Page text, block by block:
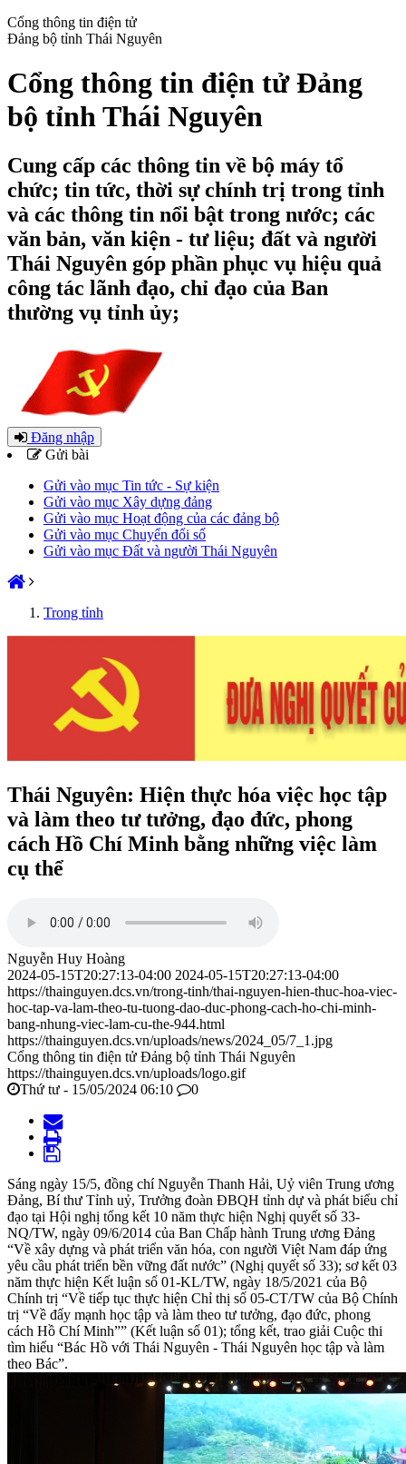
Cổng thông tin điện tử
Đảng bộ tỉnh Thái Nguyên
Cổng thông tin điện tử Đảng
bộ tỉnh Thái Nguyên
Cung cấp các thông tin về bộ máy tổ
chức; tin tức, thời sự chính trị trong tỉnh
và các thông tin nổi bật trong nước; các
văn bản, văn kiện - tư liệu; đất và người
Thái Nguyên góp phần phục vụ hiệu quả
công tác lãnh đạo, chỉ đạo của Ban
thường vụ tỉnh ủy;
Đăng nhập
Gửi bài
Gửi vào mục Tin tức - Sự kiện
Gửi vào mục Xây dựng đảng
Gửi vào mục Hoạt động của các đảng bộ
Gửi vào mục Chuyển đổi số
Gửi vào mục Đất và người Thái Nguyên
Trong tỉnh
Thái Nguyên: Hiện thực hóa việc học tập
và làm theo tư tưởng, đạo đức, phong
cách Hồ Chí Minh bằng những việc làm
cụ thể
Nguyễn Huy Hoàng
2024-05-15T20:27:13-04:00 2024-05-15T20:27:13-04:00
https://thainguyen.dcs.vn/trong-tinh/thai-nguyen-hien-thuc-hoa-viec-
hoc-tap-va-lam-theo-tu-tuong-dao-duc-phong-cach-ho-chi-minh-
bang-nhung-viec-lam-cu-the-944.html
https://thainguyen.dcs.vn/uploads/news/2024_05/7_1.jpg
Cổng thông tin điện tử Đảng bộ tỉnh Thái Nguyên
https://thainguyen.dcs.vn/uploads/logo.gif
Thứ tư - 15/05/2024 06:10
0
Sáng ngày 15/5, đồng chí Nguyễn Thanh Hải, Uỷ viên Trung ương
Đảng, Bí thư Tỉnh uỷ, Trưởng đoàn ĐBQH tỉnh dự và phát biểu chỉ
đạo tại Hội nghị tổng kết 10 năm thực hiện Nghị quyết số 33-
NQ/TW, ngày 09/6/2014 của Ban Chấp hành Trung ương Đảng
“Về xây dựng và phát triển văn hóa, con người Việt Nam đáp ứng
yêu cầu phát triển bền vững đất nước” (Nghị quyết số 33); sơ kết 03
năm thực hiện Kết luận số 01-KL/TW, ngày 18/5/2021 của Bộ
Chính trị “Về tiếp tục thực hiện Chỉ thị số 05-CT/TW của Bộ Chính
trị “Về đẩy mạnh học tập và làm theo tư tưởng, đạo đức, phong
cách Hồ Chí Minh”” (Kết luận số 01); tổng kết, trao giải Cuộc thi
tìm hiểu “Bác Hồ với Thái Nguyên - Thái Nguyên học tập và làm
theo Bác”.